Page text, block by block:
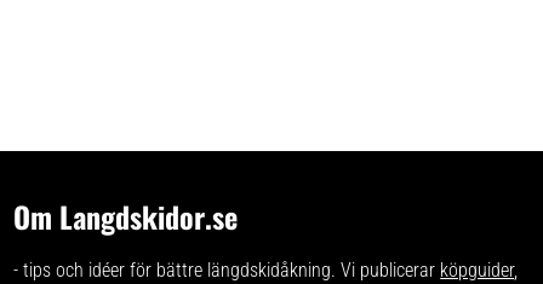
Om Langdskidor.se
- tips och idéer för bättre längdskidåkning. Vi publicerar köpguider,